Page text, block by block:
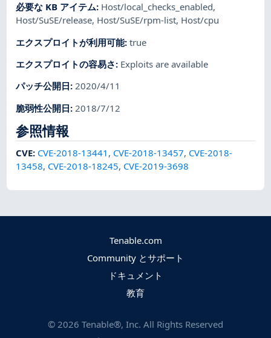
必要な KB アイテム: Host/local_checks_enabled,
Host/SuSE/release, Host/SuSE/rpm-list, Host/cpu
エクスプロイトが利用可能:true
エクスプロイトの容易さ: Exploits are available
パッチ公開日:2020/4/11
脆弱性公開日: 2018/7/12
参照情報
CVE: CVE-2018-13441 , CVE-2018-13457, CVE-2018-
13458, CVE-2018-18245, CVE-2019-3698
Tenable.com
Community とサポート
ドキュメント
教育
© 2026 Tenable®, Inc. All Rights Reserved